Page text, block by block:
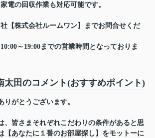
電の回収作業も対応可能です。
【株式会社ルームワン】までお問合せくだ
～19:00までの営業時間となっておりま
太田のコメント(おすすめポイント)
りがとうございます。
、皆さまそれぞれこだわりの条件があると思
【あなたに１番のお部屋探し】をモットーに